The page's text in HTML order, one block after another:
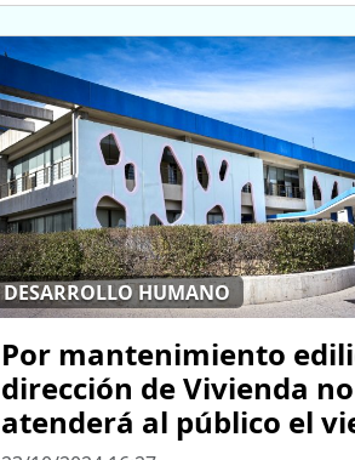
DESARROLLO HUMANO
Por mantenimiento
dirección de Vivienda no
atenderá al público el